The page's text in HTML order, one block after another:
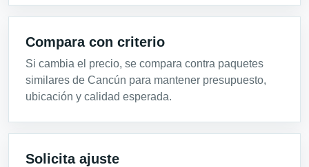
Compara con criterio
Si cambia el precio, se compara contra paquetes
similares de Cancún para mantener presupuesto,
ubicación y calidad esperada.
Solicita ajuste